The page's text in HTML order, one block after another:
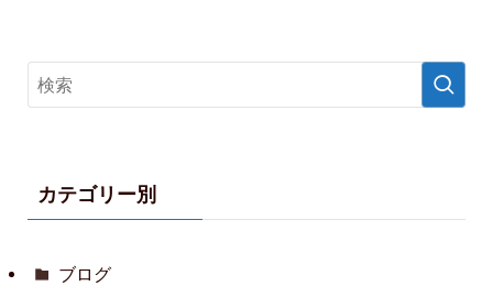
カテゴリー別
ブログ